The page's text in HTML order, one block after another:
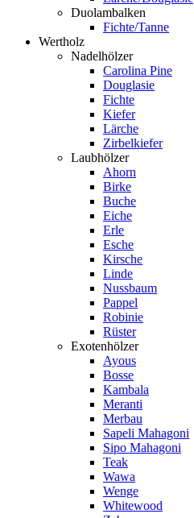
Duolambalken
Fichte/Tanne
Wertholz
Nadelhölzer
Carolina Pine
Douglasie
Fichte
Kiefer
Lärche
Zirbelkiefer
Laubhölzer
Ahorn
Birke
Buche
Eiche
Erle
Esche
Kirsche
Linde
Nussbaum
Pappel
Robinie
Rüster
Exotenhölzer
Ayous
Bosse
Kambala
Meranti
Merbau
Sapeli Mahagoni
Sipo Mahagoni
Teak
Wawa
Wenge
Whitewood